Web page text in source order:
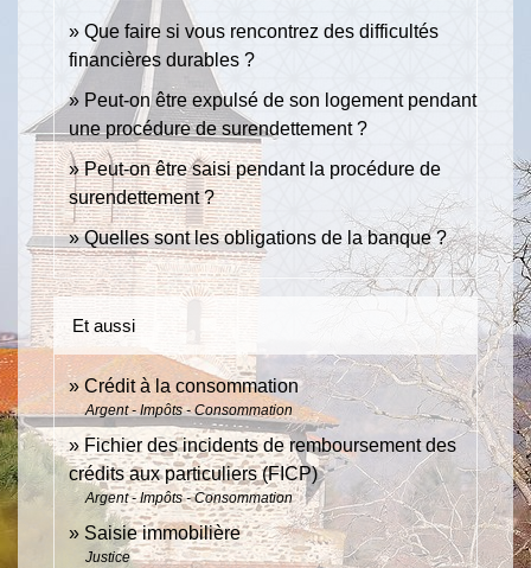
Que faire si vous rencontrez des difficultés
financières durables ?
Peut-on être expulsé de son logement pendant
une procédure de surendettement ?
Peut-on être saisi pendant la procédure de
surendettement ?
Quelles sont les obligations de la banque ?
Et aussi
Crédit à la consommation
Argent - Impôts - Consommation
Fichier des incidents de remboursement des
crédits aux particuliers (FICP)
Argent - Impôts - Consommation
Saisie immobilière
Justice